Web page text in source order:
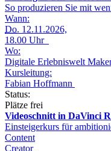
So produzieren Sie mit
Wann:
Do. 12.11.2026,
18.00 Uhr
Wo:
Digitale Erlebniswelt
Kursleitung:
Fabian Hoffmann
Status:
Plätze frei
Videoschnitt in DaVinci
Einsteigerkurs für
Content
Creator